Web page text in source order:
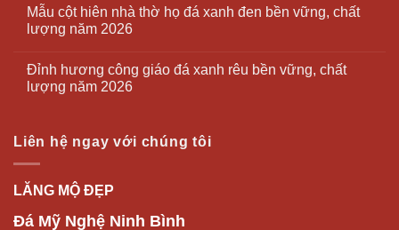
Mẫu cột hiên nhà thờ họ đá xanh đen bền vững, chất
lượng năm 2026
Đỉnh hương công giáo đá xanh rêu bền vững, chất
lượng năm 2026
Liên hệ ngay với chúng tôi
LĂNG MỘ ĐẸP
Đá Mỹ Nghệ Ninh Bình